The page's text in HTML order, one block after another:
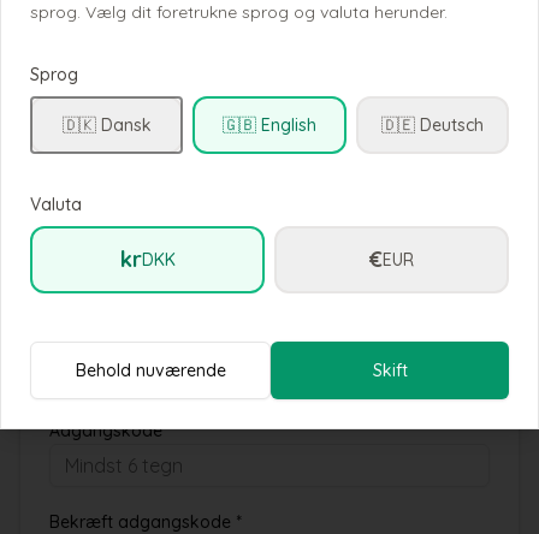
Opret konto
Udfyld dine oplysninger for at oprette en konto
Fulde navn *
Telefonnummer
Adgangskode *
Bekræft adgangskode *
sprog. Vælg dit foretrukne sprog og valuta herunder.
Sprog
🇩🇰 Dansk 🇬🇧 English 🇩🇪 Deutsch
Valuta
krDKK €EUR
Behold nuværende Skift